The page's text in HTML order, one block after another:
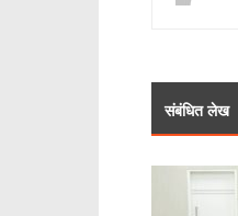
संबंधित लेख